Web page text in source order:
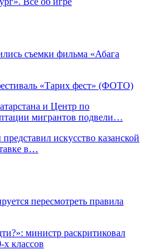
съемки фильма «Абага
«Тарих фест» (ФОТО)
и Центр по
мигрантов подвели…
искусство казанской
в…
пересмотреть правила
министр раскритиковал
классов